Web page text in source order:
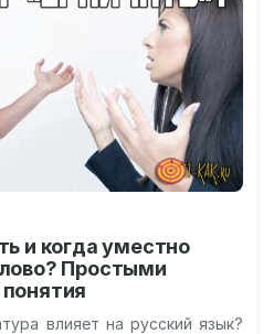
и когда уместно
Простыми
влияет на русский язык?